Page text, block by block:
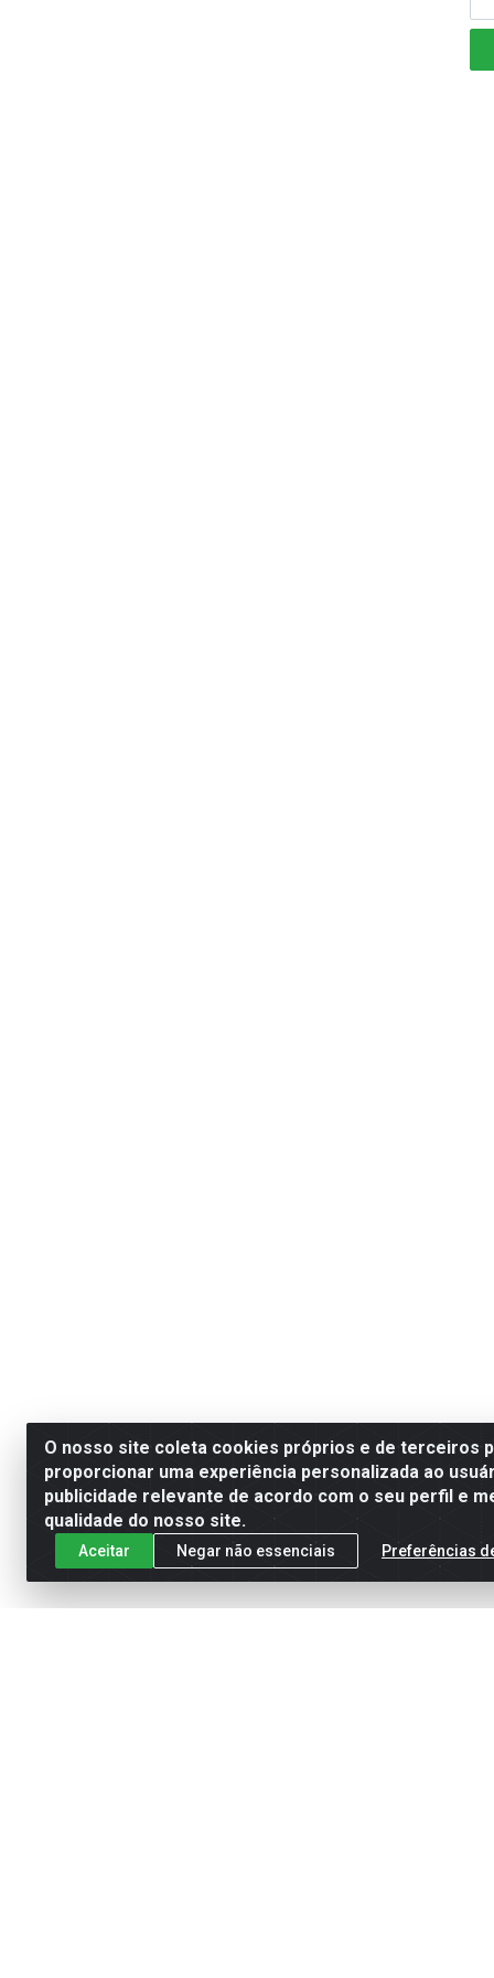
O nosso site coleta cookies próprios e de terceiros
proporcionar uma experiência personalizada ao
publicidade relevante de acordo com o seu perfil e
qualidade do nosso site.
Aceitar Negar não essenciais Preferências